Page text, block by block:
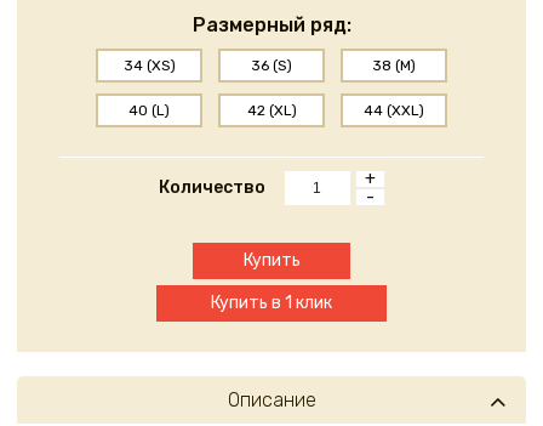
Размерный ряд:
34 (XS) 36 (S) 38 (M)
40 (L) 42 (XL) 44 (XXL)
Количество
+
-
Купить
Купить в 1 клик
Описание